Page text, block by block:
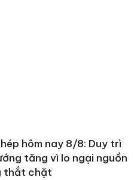
hôm nay 8/8: Duy trì
tăng vì lo ngại nguồn
thắt chặt